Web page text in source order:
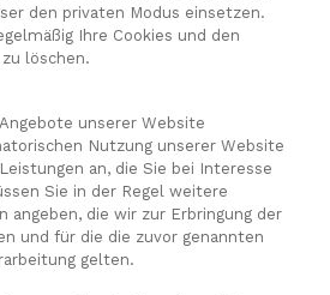
den privaten Modus einsetzen.
Ihre Cookies und den
löschen.
unserer Website
Nutzung unserer Website
an, die Sie bei Interesse
Sie in der Regel weitere
angeben, die wir zur Erbringung der
und für die die zuvor genannten
gelten.